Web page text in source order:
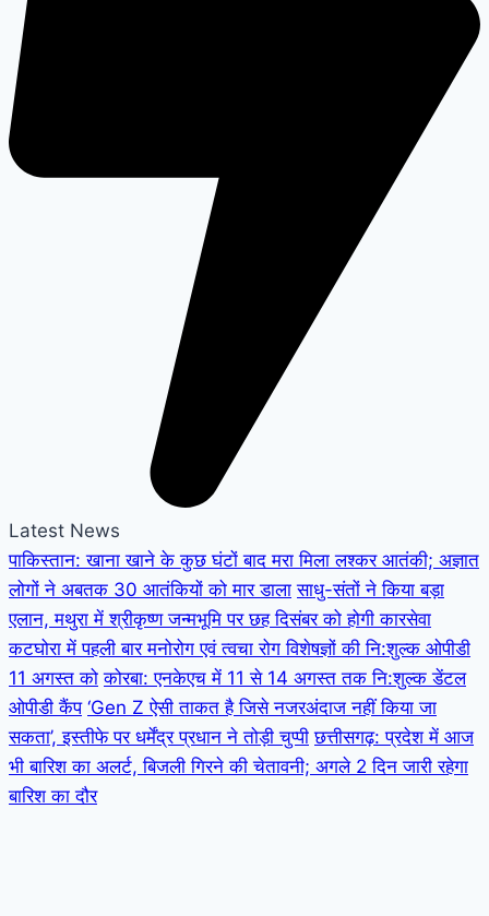
Latest News
पाकिस्तान: खाना खाने के कुछ घंटों बाद मरा मिला लश्कर आतंकी; अज्ञात
लोगों ने अबतक 30 आतंकियों को मार डाला साधु-संतों ने किया बड़ा
एलान, मथुरा में श्रीकृष्ण जन्मभूमि पर छह दिसंबर को होगी कारसेवा
कटघोरा में पहली बार मनोरोग एवं त्वचा रोग विशेषज्ञों की नि:शुल्क ओपीडी
11 अगस्त को कोरबा: एनकेएच में 11 से 14 अगस्त तक नि:शुल्क डेंटल
ओपीडी कैंप ‘Gen Z ऐसी ताकत है जिसे नजरअंदाज नहीं किया जा
सकता’, इस्तीफे पर धर्मेंद्र प्रधान ने तोड़ी चुप्पी छत्तीसगढ़: प्रदेश में आज
भी बारिश का अलर्ट, बिजली गिरने की चेतावनी; अगले 2 दिन जारी रहेगा
बारिश का दौर